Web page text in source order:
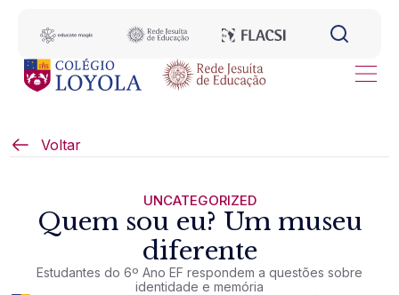
Voltar
UNCATEGORIZED
Quem sou eu? Um museu
diferente
Estudantes do 6º Ano EF respondem a questões sobre
identidade e memória